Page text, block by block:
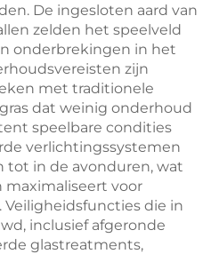
De ingesloten aard van
zelden het speelveld
onderbrekingen in het
zijn
met traditionele
dat weinig onderhoud
speelbare condities
verlichtingssystemen
tot in de avonduren, wat
voor
die in
inclusief afgeronde
glastreatments,